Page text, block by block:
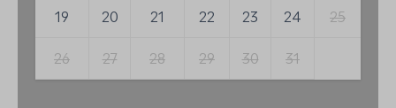
19 20 21 22 23 24 25
26 27 28 29 30 31